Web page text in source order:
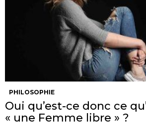
PHILOSOPHIE
Oui qu’est-ce donc ce
« une Femme libre » ?